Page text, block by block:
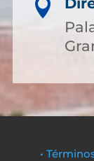

•